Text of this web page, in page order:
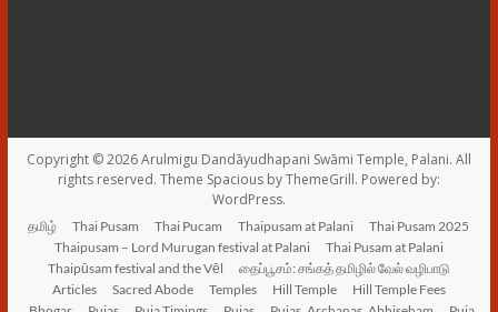
Copyright © 2026Arulmigu Dandāyudhapani Swāmi Temple, Palani. All
rights reserved. Theme Spaciousby ThemeGrill. Powered by:
WordPress.
தமிழ் Thai Pusam Thai Pucam Thaipusam at Palani
Thai Pusam 2025
Thaipusam – Lord Murugan festival at Palani
Thai Pusam at Palani
Thaipūsam festival and the Vēl
தைப்பூசம்: சங்கத் தமிழில் வேல் வழிபாடு
Articles
Sacred Abode Temples Hill Temple
Hill Temple Fees